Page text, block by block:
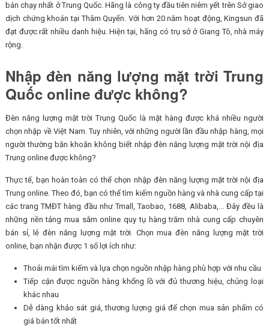
bán chạy nhất ở Trung Quốc. Hãng là công ty đầu tiên niêm yết trên Sở giao
dịch chứng khoán tại Thâm Quyến. Với hơn 20 năm hoạt động, Kingsun đã
đạt được rất nhiều danh hiệu. Hiện tại, hãng có trụ sở ở Giang Tô, nhà máy
rộng.
Nhập đèn năng lượng mặt trời Trung
Quốc online được không?
Đèn năng lượng mặt trời Trung Quốc là mặt hàng được khá nhiều người
chọn nhập về Việt Nam. Tuy nhiên, với những người lần đầu nhập hàng, mọi
người thường băn khoăn không biết nhập đèn năng lượng mặt trời nội địa
Trung online được không?
Thực tế, bạn hoàn toàn có thể chọn nhập đèn năng lượng mặt trời nội địa
Trung online. Theo đó, bạn có thể tìm kiếm nguồn hàng và nhà cung cấp tại
các trang TMĐT hàng đầu như Tmall, Taobao, 1688, Alibaba,... Đây đều là
những nền tảng mua sắm online quy tụ hàng trăm nhà cung cấp chuyên
bán sỉ, lẻ đèn năng lượng mặt trời. Chọn mua đèn năng lượng mặt trời
online, bạn nhận được 1 số lợi ích như:
Thoải mái tìm kiếm và lựa chọn nguồn nhập hàng phù hợp với nhu cầu
Tiếp cận được nguồn hàng khổng lồ với đủ thương hiệu, chủng loại
khác nhau
Dễ dàng khảo sát giá, thương lượng giá để chọn mua sản phẩm có
giá bán tốt nhất